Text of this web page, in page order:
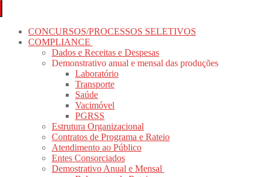
CONCURSOS/PROCESSOS SELETIVOS
COMPLIANCE
Dados e Receitas e Despesas
Demonstrativo anual e mensal das produções
Laboratório
Transporte
Saúde
Vacimóvel
PGRSS
Estrutura Organizacional
Contratos de Programa e Rateio
Atendimento ao Público
Entes Consorciados
Demostrativo Anual e Mensal